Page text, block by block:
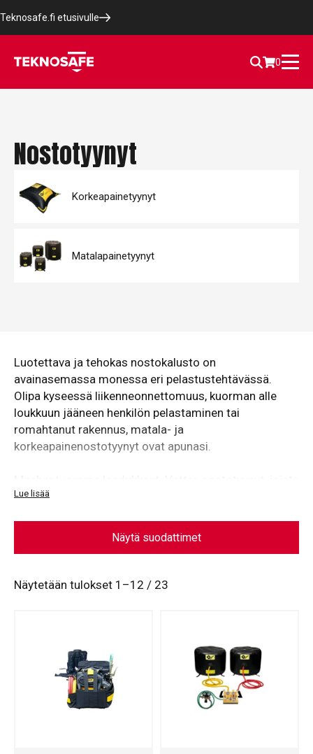
Teknosafe.fi etusivulle
0
Nostotyynyt
Korkeapainetyynyt
Matalapainetyynyt
Luotettava ja tehokas nostokalusto on
avainasemassa monessa eri pelastustehtävässä.
Olipa kyseessä liikenneonnettomuus, kuorman alle
loukkuun jääneen henkilön pelastaminen tai
romahtanut rakennus, matala- ja
korkeapainenostotyynyt ovat apunasi.
löydät sopivan tyynyn kaikkiin pelastustehtäviin. Kaikki
jolla taataan tuotteen korkea laatu ja toimivuus.
Lue lisää
Näytä suodattimet
Näytetään tulokset 1–12 / 23